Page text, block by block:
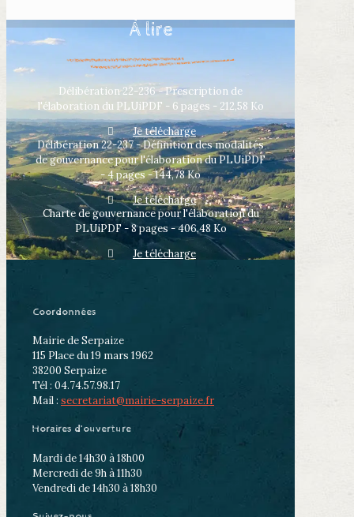
À lire
Délibération 22-236 - Prescription de
l'élaboration du PLUiPDF - 6 pages - 212,58 Ko
Je télécharge
Délibération 22-237 - Définition des modalités
de gouvernance pour l'élaboration du PLUiPDF
- 4 pages - 144,78 Ko
Je télécharge
Charte de gouvernance pour l'élaboration du
PLUiPDF - 8 pages - 406,48 Ko
Je télécharge
Coordonnées
Mairie de Serpaize
115 Place du 19 mars 1962
38200 Serpaize
Tél : 04.74.57.98.17
Mail : secretariat@mairie-serpaize.fr
Horaires d’ouverture
Mardi de 14h30 à 18h00
Mercredi de 9h à 11h30
Vendredi de 14h30 à 18h30